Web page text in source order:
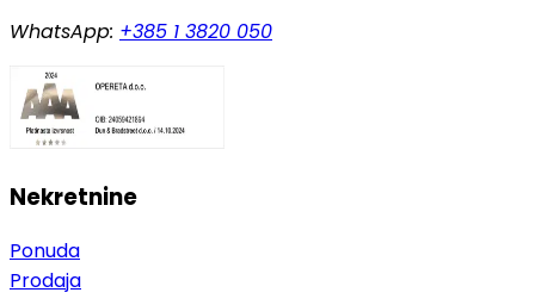
WhatsApp: +385 1 3820 050
Nekretnine
Ponuda
Prodaja